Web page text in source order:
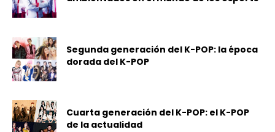
Segunda generación del K-POP: la época
dorada del K-POP
Cuarta generación del K-POP: el K-POP
de la actualidad